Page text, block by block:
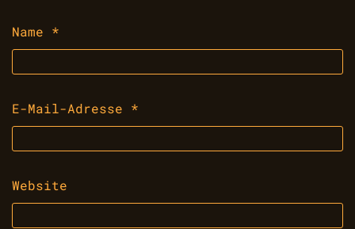
Name *
E-Mail-Adresse *
Website